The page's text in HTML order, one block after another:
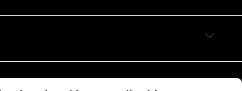
keyboard_arrow_down